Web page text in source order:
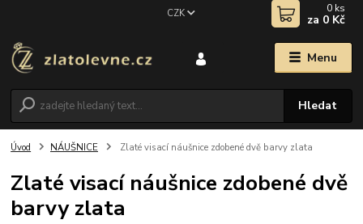
Menu
CZK
Hledat
0 ks
za 0 Kč
Úvod NÁUŠNICE Zlaté visací náušnice zdobené dvě barvy zlata
Zlaté visací náušnice zdobené dvě
barvy zlata